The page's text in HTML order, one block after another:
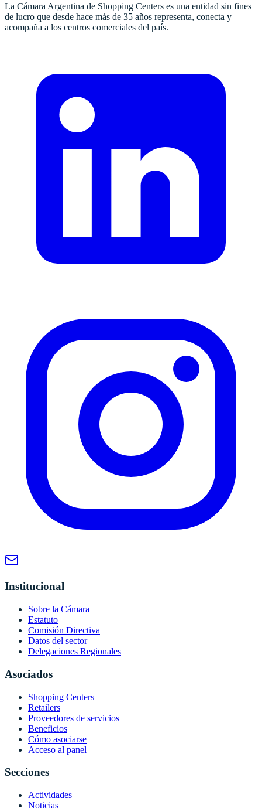
La Cámara Argentina de Shopping Centers es una entidad sin fines
de lucro que desde hace más de 35 años representa, conecta y
acompaña a los centros comerciales del país.
Institucional
Sobre la Cámara
Estatuto
Comisión Directiva
Datos del sector
Delegaciones Regionales
Asociados
Shopping Centers
Retailers
Proveedores de servicios
Beneficios
Cómo asociarse
Acceso al panel
Secciones
Actividades
Noticias